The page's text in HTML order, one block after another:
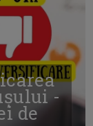
-
de